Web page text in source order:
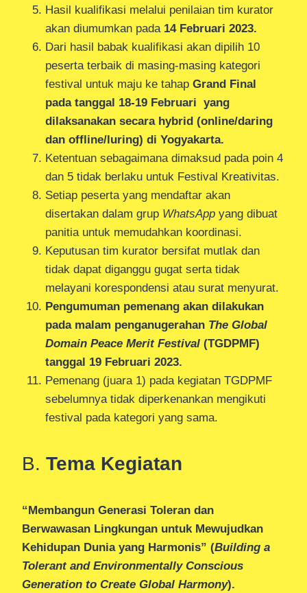
Hasil kualifikasi melalui penilaian tim kurator
akan diumumkan pada 14 Februari 2023.
Dari hasil babak kualifikasi akan dipilih 10
peserta terbaik di masing-masing kategori
festival untuk maju ke tahap Grand Final
pada tanggal 18-19 Februari yang
dilaksanakan secara hybrid (online/daring
dan offline/luring) di Yogyakarta.
Ketentuan sebagaimana dimaksud pada poin 4
dan 5 tidak berlaku untuk Festival Kreativitas.
Setiap peserta yang mendaftar akan
disertakan dalam grup WhatsApp yang dibuat
panitia untuk memudahkan koordinasi.
Keputusan tim kurator bersifat mutlak dan
tidak dapat diganggu gugat serta tidak
melayani korespondensi atau surat menyurat.
Pengumuman pemenang akan dilakukan
pada malam penganugerahan The Global
Domain Peace Merit Festival (TGDPMF)
tanggal 19 Februari 2023.
Pemenang (juara 1) pada kegiatan TGDPMF
sebelumnya tidak diperkenankan mengikuti
festival pada kategori yang sama.
B. Tema Kegiatan
“Membangun Generasi Toleran dan
Berwawasan Lingkungan untuk Mewujudkan
Kehidupan Dunia yang Harmonis” (Building a
Tolerant and Environmentally Conscious
Generation to Create Global Harmony).